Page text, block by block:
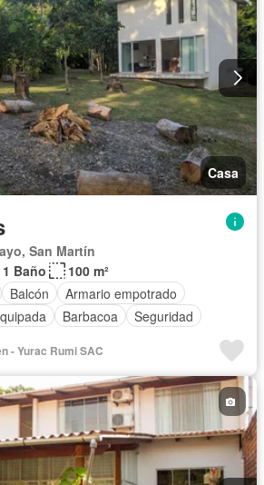
Casa
San Martín
1 Baño
100 m²
Balcón
Armario empotrado
Barbacoa
Seguridad
- Yurac Rumi SAC